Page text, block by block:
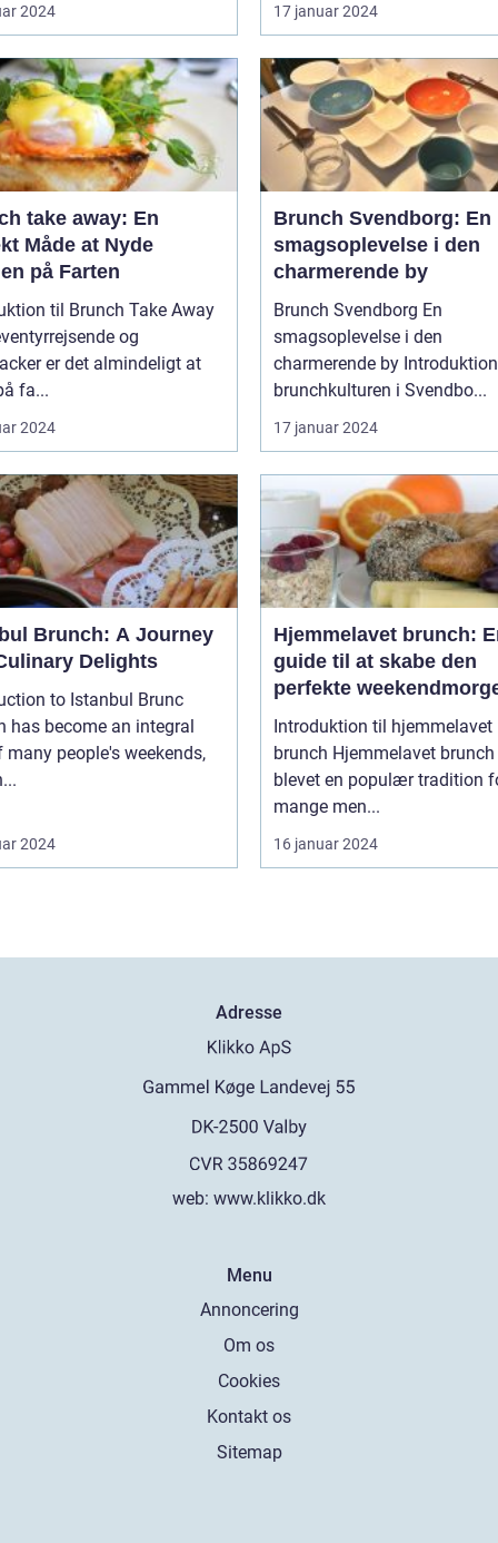
2024 17 januar 2024
take away: En
Måde at Nyde
på Farten
til Brunch Take Away
og
er det almindeligt at
fa...
2024
Brunch Svendborg: En
smagsoplevelse i den
charmerende by
Brunch Svendborg En
smagsoplevelse i den
charmerende by Introduktion til
brunchkulturen i Svendbo...
17 januar 2024
Brunch: A Journey
Delights
to Istanbul Brunc
has become an integral
many people's weekends,
2024
Hjemmelavet brunch:
guide til at skabe den
perfekte
Introduktion til hjemmelavet
brunch Hjemmelavet brunch er
blevet en populær tradition
mange men...
16 januar 2024
Adresse
web: www.klikko.dk
Menu
Annoncering
Om os
Cookies
Kontakt os
Sitemap